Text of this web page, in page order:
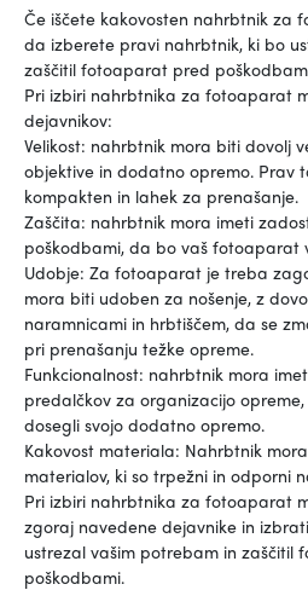
Če iščete kakovosten nahrbtnik za
da izberete pravi nahrbtnik, ki bo
zaščitil fotoaparat pred
Pri izbiri nahrbtnika za fotoaparat
dejavnikov:
Velikost: nahrbtnik mora biti dovolj
objektive in dodatno opremo. Prav
kompakten in lahek za prenašanje.
Zaščita: nahrbtnik mora imeti
poškodbami, da bo vaš fotoaparat
Udobje: Za fotoaparat je treba
mora biti udoben za nošenje, z
naramnicami in hrbtiščem, da se
pri prenašanju težke opreme.
Funkcionalnost: nahrbtnik mora
predalčkov za organizacijo
dosegli svojo dodatno opremo.
Kakovost materiala: Nahrbtnik
materialov, ki so trpežni in odporni
Pri izbiri nahrbtnika za fotoaparat
zgoraj navedene dejavnike in
ustrezal vašim potrebam in zaščitil
poškodbami.